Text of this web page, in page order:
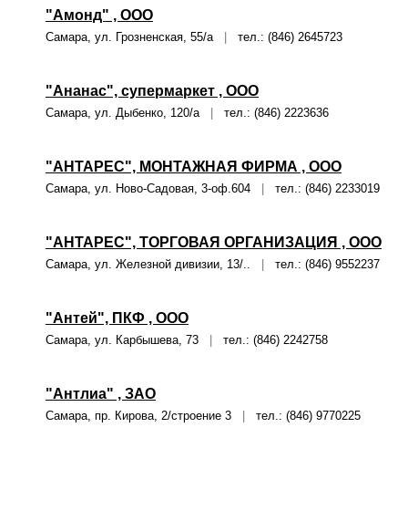
"Амонд" , ООО
Самара, ул. Грозненская, 55/а тел.: (846) 2645723
"Ананас", супермаркет , ООО
Самара, ул. Дыбенко, 120/а тел.: (846) 2223636
"АНТАРЕС", МОНТАЖНАЯ ФИРМА , ООО
Самара, ул. Ново-Садовая, 3-оф.604 тел.: (846) 2233019
"АНТАРЕС", ТОРГОВАЯ ОРГАНИЗАЦИЯ , ООО
Самара, ул. Железной дивизии, 13/.. тел.: (846) 9552237
"Антей", ПКФ , ООО
Самара, ул. Карбышева, 73 тел.: (846) 2242758
"Антлиа" , ЗАО
Самара, пр. Кирова, 2/строение 3 тел.: (846) 9770225